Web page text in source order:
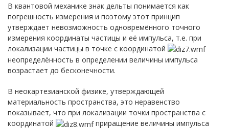
В квантовой механике знак дельты понимается как
погрешность измерения и поэтому этот принцип
утверждает невозможность одновремённого точного
измерения координаты частицы и её импульса, т.е. при
локализации частицы в точке с координатой
неопределённость в определении величины импульса
возрастает до бесконечности.
В неокартезианской физике, утверждающей
материальность пространства, это неравенство
показывает, что при локализации точки пространства с
координатой
приращение величины импульса